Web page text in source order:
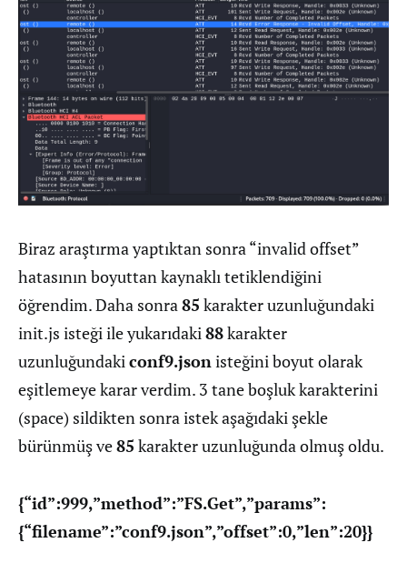
Biraz araştırma yaptıktan sonra “invalid offset”
hatasının boyuttan kaynaklı tetiklendiğini
öğrendim. Daha sonra85 karakter uzunluğundaki
init.js isteği ile yukarıdaki88karakter
uzunluğundakiconf9.jsonisteğini boyut olarak
eşitlemeye karar verdim. 3 tane boşluk karakterini
(space) sildikten sonra istek aşağıdaki şekle
bürünmüş ve85 karakter uzunluğunda olmuş oldu.
{“id”:999,”method”:”FS.Get”,”params”:
{“filename”:”conf9.json”,”offset”:0,”len”:20}}